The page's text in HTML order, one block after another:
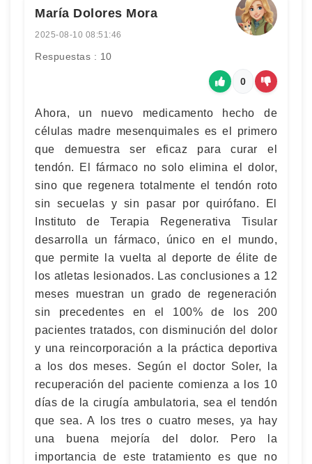
María Dolores Mora
2025-08-10 08:51:46
Respuestas : 10
0
Ahora, un nuevo medicamento hecho de
células madre mesenquimales es el primero
que demuestra ser eficaz para curar el
tendón. El fármaco no solo elimina el dolor,
sino que regenera totalmente el tendón roto
sin secuelas y sin pasar por quirófano. El
Instituto de Terapia Regenerativa Tisular
desarrolla un fármaco, único en el mundo,
que permite la vuelta al deporte de élite de
los atletas lesionados. Las conclusiones a 12
meses muestran un grado de regeneración
sin precedentes en el 100% de los 200
pacientes tratados, con disminución del dolor
y una reincorporación a la práctica deportiva
a los dos meses. Según el doctor Soler, la
recuperación del paciente comienza a los 10
días de la cirugía ambulatoria, sea el tendón
que sea. A los tres o cuatro meses, ya hay
una buena mejoría del dolor. Pero la
importancia de este tratamiento es que no